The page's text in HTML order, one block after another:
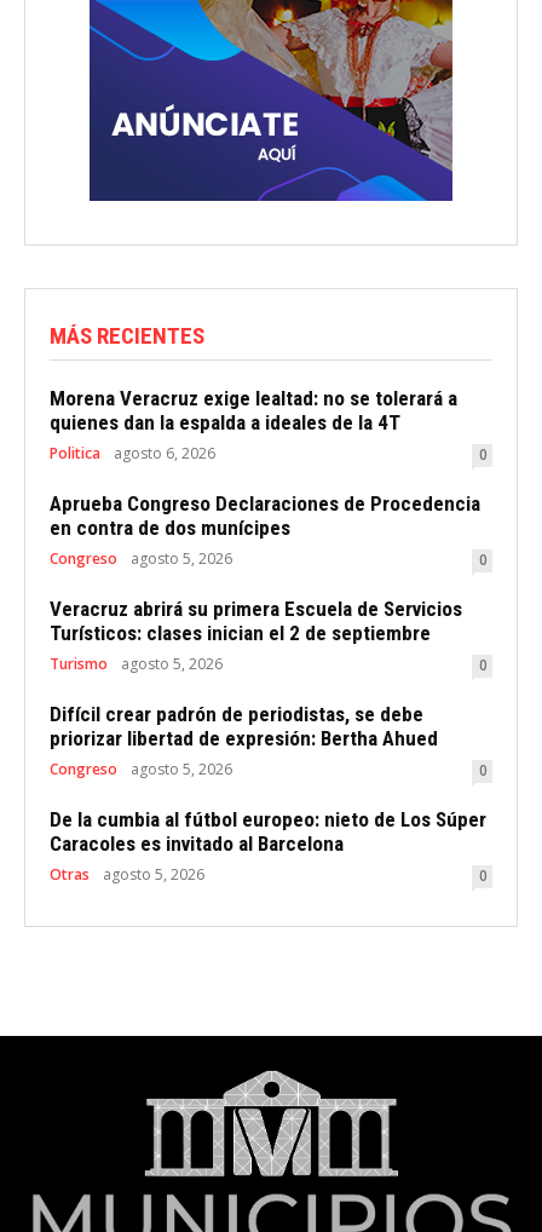
MÁS RECIENTES
Morena Veracruz exige lealtad: no se tolerará a
quienes dan la espalda a ideales de la 4T
Politica agosto 6, 2026 0
Aprueba Congreso Declaraciones de Procedencia
en contra de dos munícipes
Congreso agosto 5, 2026 0
Veracruz abrirá su primera Escuela de Servicios
Turísticos: clases inician el 2 de septiembre
Turismo agosto 5, 2026 0
Difícil crear padrón de periodistas, se debe
priorizar libertad de expresión: Bertha Ahued
Congreso agosto 5, 2026 0
De la cumbia al fútbol europeo: nieto de Los Súper
Caracoles es invitado al Barcelona
Otras agosto 5, 2026 0